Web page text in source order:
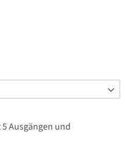
Ausgängen und